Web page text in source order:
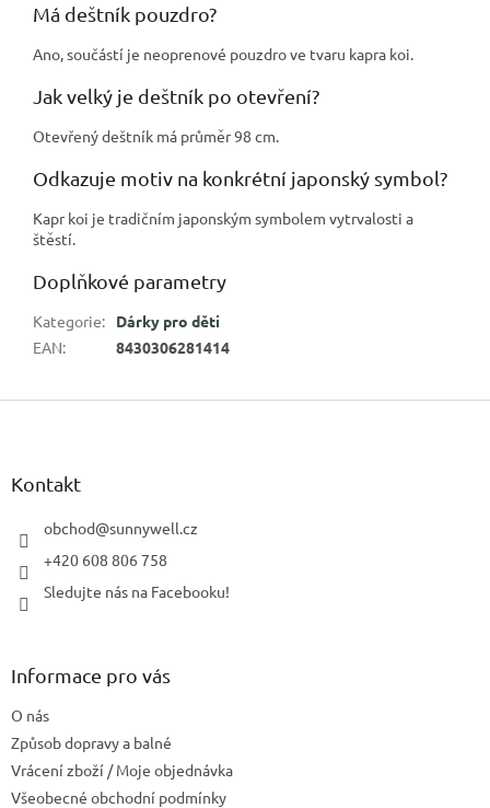
Má deštník pouzdro?
Ano, součástí je neoprenové pouzdro ve tvaru kapra koi.
Jak velký je deštník po otevření?
Otevřený deštník má průměr 98 cm.
Odkazuje motiv na konkrétní japonský symbol?
Kapr koi je tradičním japonským symbolem vytrvalosti a
štěstí.
Doplňkové parametry
Kategorie:
Dárky pro děti
EAN: 8430306281414
Z
Kontakt
obchod@sunnywell.cz
+420 608 806 758
Sledujte nás na Facebooku!
Informace pro vás
O nás
Způsob dopravy a balné
Vrácení zboží / Moje objednávka
Všeobecné obchodní podmínky